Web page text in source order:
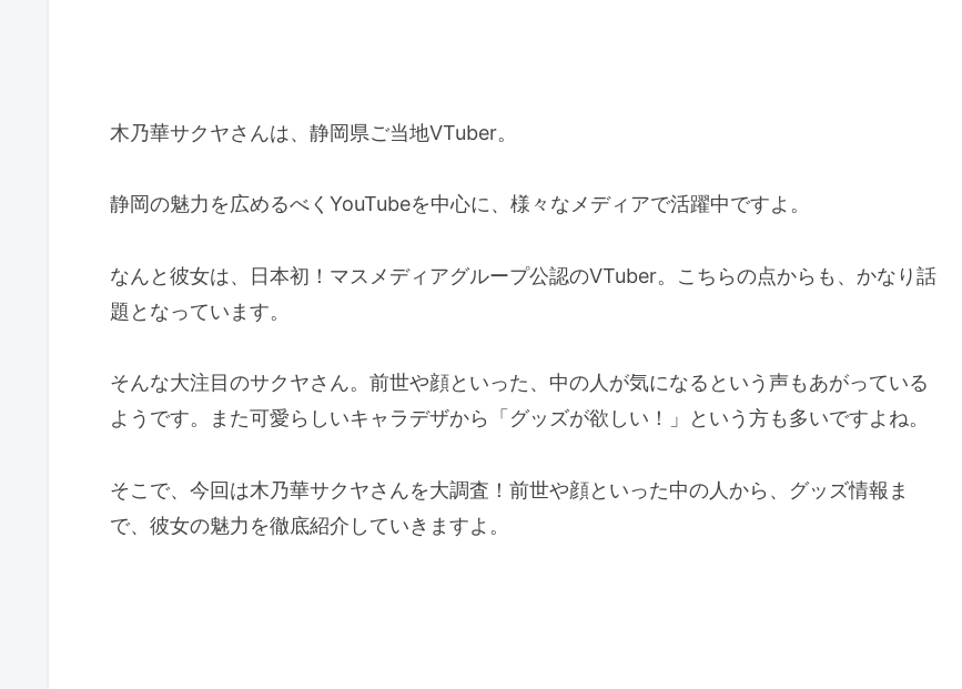
木乃華サクヤさんは、静岡県ご当地VTuber。
静岡の魅力を広めるべくYouTubeを中心に、様々なメディアで活躍中ですよ。
なんと彼女は、日本初！マスメディアグループ公認のVTuber。こちらの点からも、かなり話
題となっています。
そんな大注目のサクヤさん。前世や顔といった、中の人が気になるという声もあがっている
ようです。また可愛らしいキャラデザから「グッズが欲しい！」という方も多いですよね。
そこで、今回は木乃華サクヤさんを大調査！前世や顔といった中の人から、グッズ情報ま
で、彼女の魅力を徹底紹介していきますよ。